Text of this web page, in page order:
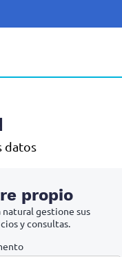
datos
propio
natural gestione sus
y consultas.